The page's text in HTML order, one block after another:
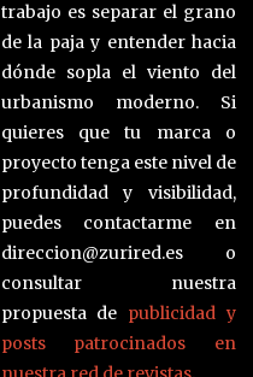
trabajo es separar el grano
de la paja y entender hacia
dónde sopla el viento del
urbanismo moderno. Si
quieres que tu marca o
proyecto tenga este nivel de
profundidad y visibilidad,
puedes contactarme en
direccion@zurired.es o
consultar nuestra
propuesta de publicidad y
posts patrocinados en